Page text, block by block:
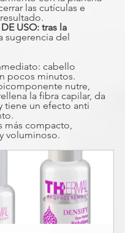
las cutículas e
DE USO: tras la
sugerencia del
cabello
pocos minutos.
nutre,
la fibra capilar, da
tiene un efecto anti
más compacto,
voluminoso.